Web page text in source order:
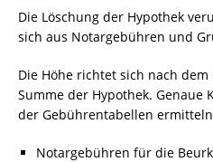
Die Löschung der Hypothek
sich aus Notargebühren und
Die Höhe richtet sich nach
Summe der Hypothek. Genaue
der Gebührentabellen
Notargebühren für die